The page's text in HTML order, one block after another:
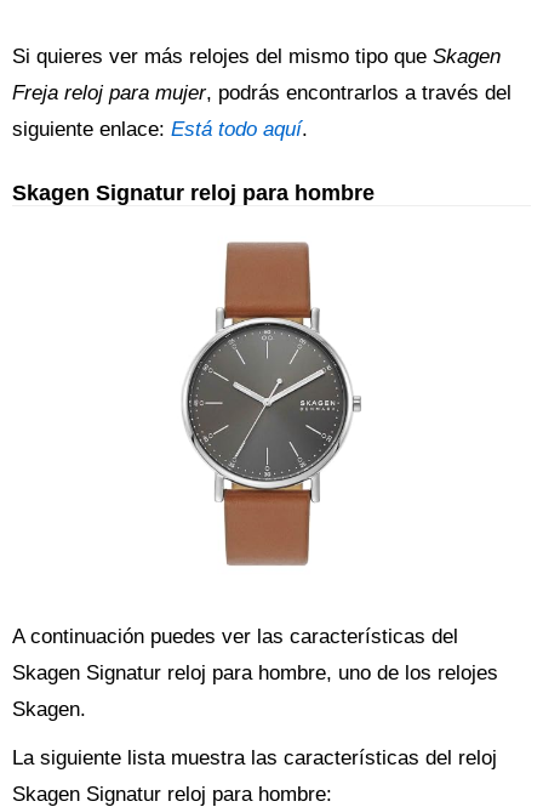
Si quieres ver más relojes del mismo tipo que Skagen
Freja reloj para mujer, podrás encontrarlos a través del
siguiente enlace: Está todo aquí.
Skagen Signatur reloj para hombre
A continuación puedes ver las características del
Skagen Signatur reloj para hombre, uno de los relojes
Skagen.
La siguiente lista muestra las características del reloj
Skagen Signatur reloj para hombre: